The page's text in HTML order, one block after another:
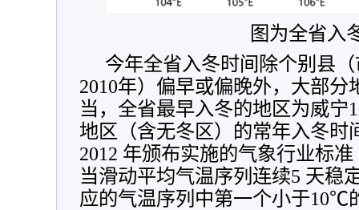
图为全省入
今年全省入冬时间除个别县
2010年）偏早或偏晚外，大部分
当，全省最早入冬的地区为威宁
地区（含无冬区）的常年入冬时
2012 年颁布实施的气象行业标
当滑动平均气温序列连续5 天稳
应的气温序列中第一个小于10℃